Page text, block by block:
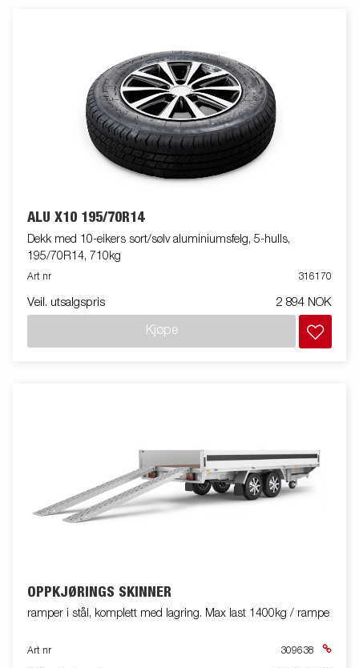
ALU X10 195/70R14
Dekk med 10-eikers sort/sølv aluminiumsfelg, 5-hulls,
195/70R14, 710kg
Art nr 316170
Veil. utsalgspris 2 894 NOK
Kjøpe
OPPKJØRINGS SKINNER
ramper i stål, komplett med lagring. Max last 1400kg / rampe
Art nr 309638